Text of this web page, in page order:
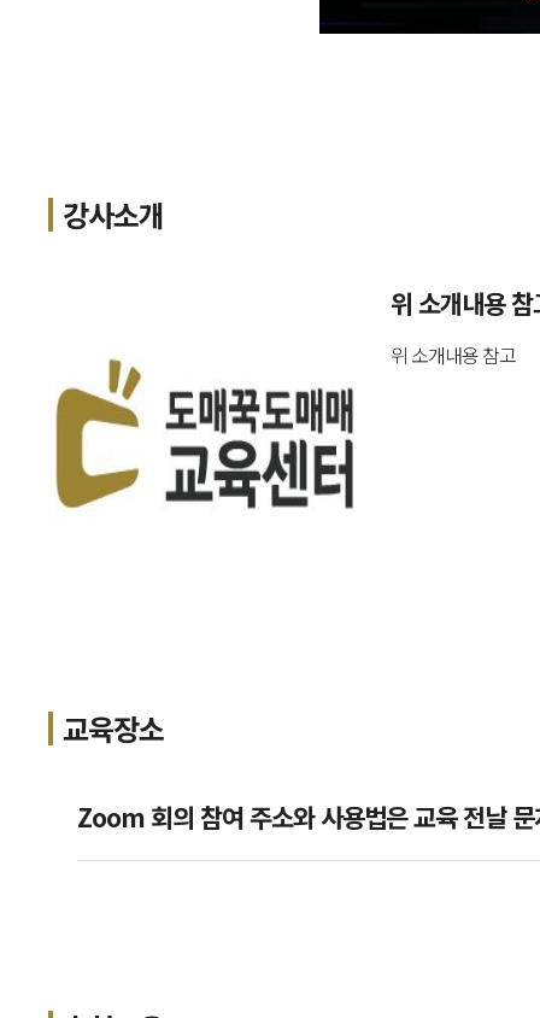
강사소개
위 소개내용 참
위 소개내용 참고
교육장소
Zoom 회의 참여 주소와 사용법은 교육 전날